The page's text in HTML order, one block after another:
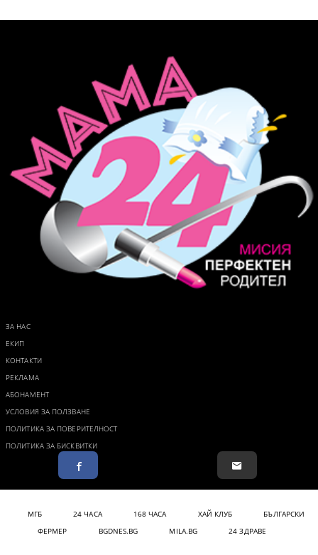
ЗА НАС
ЕКИП
КОНТАКТИ
РЕКЛАМА
АБОНАМЕНТ
УСЛОВИЯ ЗА ПОЛЗВАНЕ
ПОЛИТИКА ЗА ПОВЕРИТЕЛНОСТ
ПОЛИТИКА ЗА БИСКВИТКИ
МГБ 24 ЧАСА 168 ЧАСА ХАЙ КЛУБ
БЪЛГАРСКИ
ФЕРМЕР
BGDNES.BG MILA.BG 24 ЗДРАВЕ